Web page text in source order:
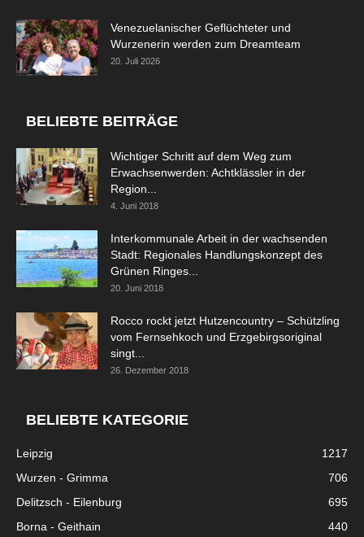
Venezuelanischer Geflüchteter und
Wurzenerin werden zum Dreamteam
20. Juli 2026
BELIEBTE BEITRÄGE
Wichtiger Schritt auf dem Weg zum
Erwachsenwerden: Achtklässler in der
Region...
4. Juni 2018
Interkommunale Arbeit in der wachsenden
Stadt: Regionales Handlungskonzept des
Grünen Ringes...
20. Juni 2018
Rocco rockt jetzt Hutzencountry – Schützling
vom Fernsehkoch und Erzgebirgsoriginal
singt...
26. Dezember 2018
BELIEBTE KATEGORIE
Leipzig
1217
Wurzen - Grimma
706
Delitzsch - Eilenburg
695
Borna - Geithain
440